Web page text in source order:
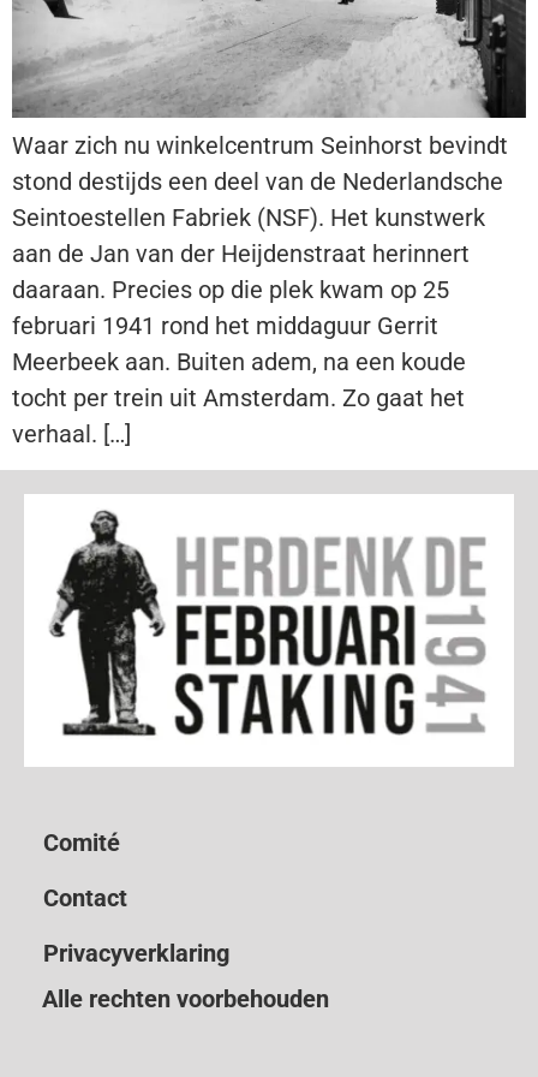
Waar zich nu winkelcentrum Seinhorst bevindt
stond destijds een deel van de Nederlandsche
Seintoestellen Fabriek (NSF). Het kunstwerk
aan de Jan van der Heijdenstraat herinnert
daaraan. Precies op die plek kwam op 25
februari 1941 rond het middaguur Gerrit
Meerbeek aan. Buiten adem, na een koude
tocht per trein uit Amsterdam. Zo gaat het
verhaal. […]
Comité
Contact
Privacyverklaring
Alle rechten voorbehouden